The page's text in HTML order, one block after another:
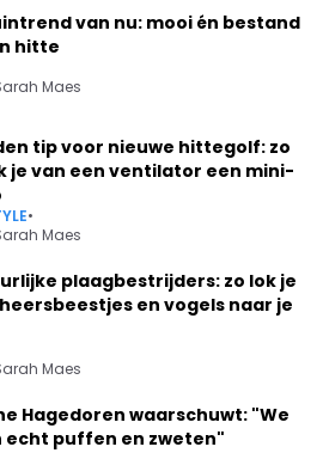
van nu: mooi én bestand
hitte
Maes
tip voor nieuwe hittegolf: zo
je van een ventilator een mini-
•
Maes
plaagbestrijders: zo lok je
en vogels naar je
Maes
Hagedoren waarschuwt: "We
echt puffen en zweten"